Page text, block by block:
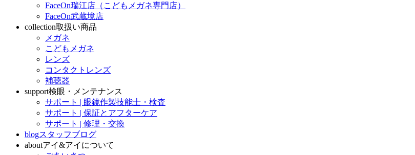
FaceOn瑞江店（こどもメガネ専門店）
FaceOn武蔵境店
collection取扱い商品
メガネ
こどもメガネ
レンズ
コンタクトレンズ
補聴器
support検眼・メンテナンス
サポート | 眼鏡作製技能士・検査
サポート | 保証とアフターケア
サポート | 修理・交換
blogスタッフブログ
aboutアイ&アイについて